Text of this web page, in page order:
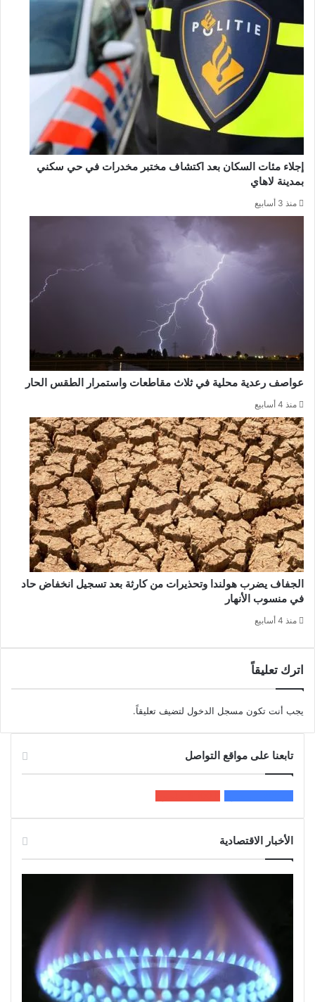
إجلاء مئات السكان بعد اكتشاف مختبر مخدرات في حي سكني
بمدينة لاهاي
منذ 3 أسابيع
عواصف رعدية محلية في ثلاث مقاطعات واستمرار الطقس الحار
منذ 4 أسابيع
الجفاف يضرب هولندا وتحذيرات من كارثة بعد تسجيل انخفاض حاد
في منسوب الأنهار
منذ 4 أسابيع
اترك تعليقاً
يجب أنت تكون مسجل الدخول لتضيف تعليقاً.
تابعنا على مواقع التواصل
الأخبار الاقتصادية